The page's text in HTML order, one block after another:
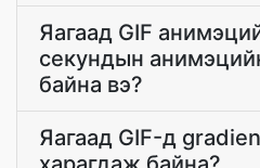
Яагаад GIF
секундын
байна вэ?
Яагаад GIF-д